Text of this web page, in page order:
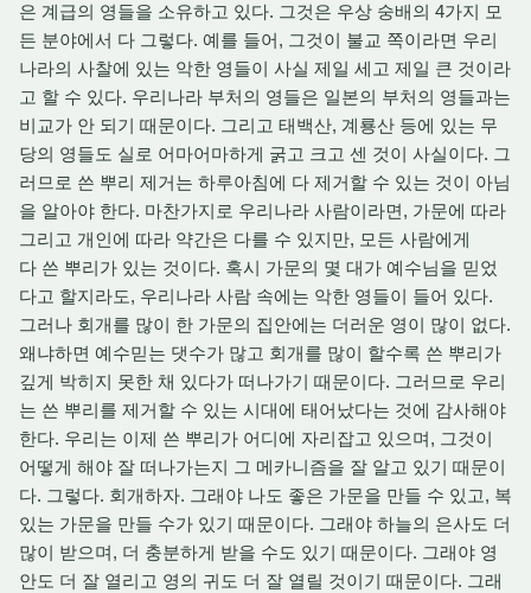
은 계급의 영들을 소유하고 있다. 그것은 우상 숭배의 4가지 모
든 분야에서 다 그렇다. 예를 들어, 그것이 불교 쪽이라면 우리
나라의 사찰에 있는 악한 영들이 사실 제일 세고 제일 큰 것이라
고 할 수 있다. 우리나라 부처의 영들은 일본의 부처의 영들과는
비교가 안 되기 때문이다. 그리고 태백산, 계룡산 등에 있는 무
당의 영들도 실로 어마어마하게 굵고 크고 센 것이 사실이다. 그
러므로 쓴 뿌리 제거는 하루아침에 다 제거할 수 있는 것이 아님
을 알아야 한다. 마찬가지로 우리나라 사람이라면, 가문에 따라
그리고 개인에 따라 약간은 다를 수 있지만, 모든 사람에게
다 쓴 뿌리가 있는 것이다. 혹시 가문의 몇 대가 예수님을 믿었
다고 할지라도, 우리나라 사람 속에는 악한 영들이 들어 있다.
그러나 회개를 많이 한 가문의 집안에는 더러운 영이 많이 없다.
왜냐하면 예수믿는 댓수가 많고 회개를 많이 할수록 쓴 뿌리가
깊게 박히지 못한 채 있다가 떠나가기 때문이다. 그러므로 우리
는 쓴 뿌리를 제거할 수 있는 시대에 태어났다는 것에 감사해야
한다. 우리는 이제 쓴 뿌리가 어디에 자리잡고 있으며, 그것이
어떻게 해야 잘 떠나가는지 그 메카니즘을 잘 알고 있기 때문이
다. 그렇다. 회개하자. 그래야 나도 좋은 가문을 만들 수 있고, 복
있는 가문을 만들 수가 있기 때문이다. 그래야 하늘의 은사도 더
많이 받으며, 더 충분하게 받을 수도 있기 때문이다. 그래야 영
안도 더 잘 열리고 영의 귀도 더 잘 열릴 것이기 때문이다. 그래